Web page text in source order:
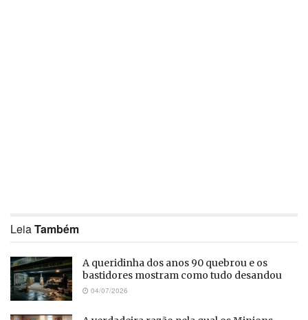
LeiaTambém
A queridinha dos anos 90 quebrou e os
bastidores mostram como tudo desandou
04/07/2026